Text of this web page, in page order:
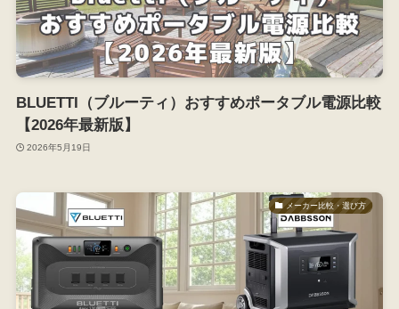
BLUETTI（ブルーティ）おすすめポータブル電源比較
【2026年最新版】
2026年5月19日
メーカー比較・選び方